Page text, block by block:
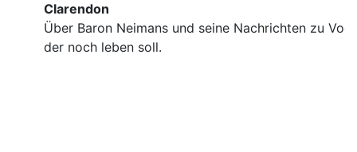
Clarendon
Über Baron Neimans und seine Nachrichten zu
der noch leben soll.